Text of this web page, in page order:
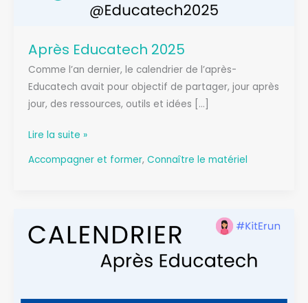
Après Educatech 2025
Comme l’an dernier, le calendrier de l’après-
Educatech avait pour objectif de partager, jour après
jour, des ressources, outils et idées […]
Après
Lire la suite »
Accompagner et former, Connaître le matériel